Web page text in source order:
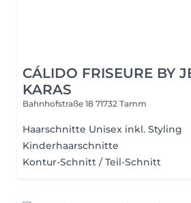
CÁLIDO FRISEURE BY
KARAS
Bahnhofstraße 18 71732 Tamm
Haarschnitte Unisex inkl. Styling
Kinderhaarschnitte
Kontur-Schnitt / Teil-Schnitt